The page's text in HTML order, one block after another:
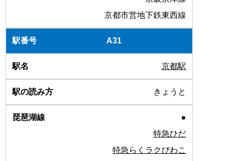
京都市営地下鉄東西線
A31
京都駅
きょうと
●
特急ひだ
特急らくラクびわこ